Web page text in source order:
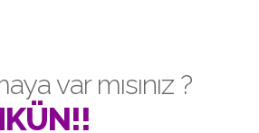
var mısınız ?